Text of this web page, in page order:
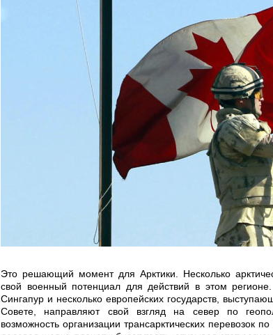
Это решающий момент для Арктики. Несколько
свой военный потенциал для действий в этом
Сингапур и несколько европейских государств,
Совете, направляют свой взгляд на север по
возможность организации трансарктических перевозок